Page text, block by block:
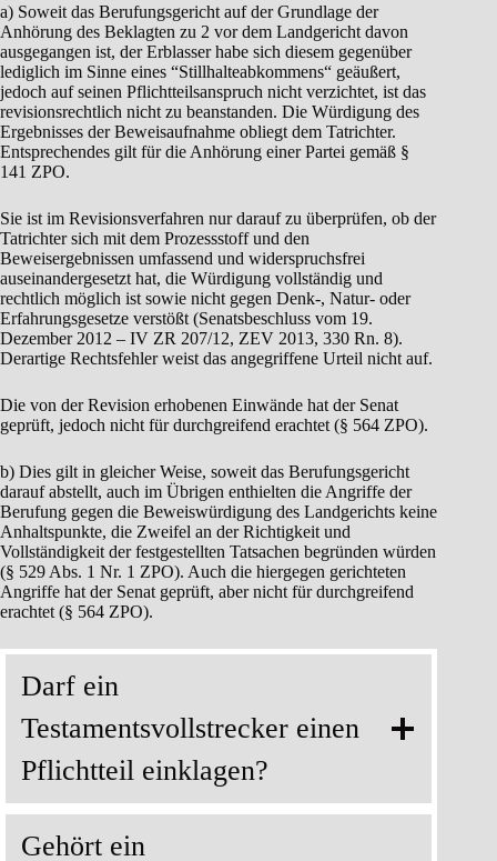
a) Soweit das Berufungsgericht auf der Grundlage der
Anhörung des Beklagten zu 2 vor dem Landgericht davon
ausgegangen ist, der Erblasser habe sich diesem gegenüber
lediglich im Sinne eines “Stillhalteabkommens“ geäußert,
jedoch auf seinen Pflichtteilsanspruch nicht verzichtet, ist das
revisionsrechtlich nicht zu beanstanden. Die Würdigung des
Ergebnisses der Beweisaufnahme obliegt dem Tatrichter.
Entsprechendes gilt für die Anhörung einer Partei gemäß §
141 ZPO.
Sie ist im Revisionsverfahren nur darauf zu überprüfen, ob der
Tatrichter sich mit dem Prozessstoff und den
Beweisergebnissen umfassend und widerspruchsfrei
auseinandergesetzt hat, die Würdigung vollständig und
rechtlich möglich ist sowie nicht gegen Denk-, Natur- oder
Erfahrungsgesetze verstößt (Senatsbeschluss vom 19.
Dezember 2012 – IV ZR 207/12, ZEV 2013, 330 Rn. 8).
Derartige Rechtsfehler weist das angegriffene Urteil nicht auf.
Die von der Revision erhobenen Einwände hat der Senat
geprüft, jedoch nicht für durchgreifend erachtet (§ 564 ZPO).
b) Dies gilt in gleicher Weise, soweit das Berufungsgericht
darauf abstellt, auch im Übrigen enthielten die Angriffe der
Berufung gegen die Beweiswürdigung des Landgerichts keine
Anhaltspunkte, die Zweifel an der Richtigkeit und
Vollständigkeit der festgestellten Tatsachen begründen würden
(§ 529 Abs. 1 Nr. 1 ZPO). Auch die hiergegen gerichteten
Angriffe hat der Senat geprüft, aber nicht für durchgreifend
erachtet (§ 564 ZPO).
Darf ein
Testamentsvollstrecker einen
Pflichtteil einklagen?
Gehört ein